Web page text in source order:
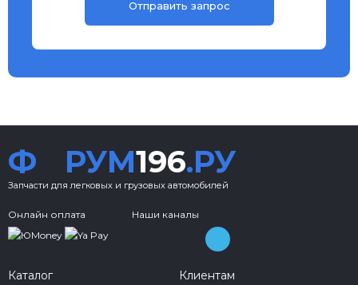
Ф РУМ196.РУ
Запчасти для легковых и грузовых автомобилей
Онлайн оплата Наши каналы
Каталог
Клиентам